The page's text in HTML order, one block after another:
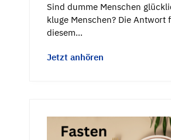
Sind dumme Menschen
kluge Menschen? Die Antwort
diesem…
Jetzt anhören